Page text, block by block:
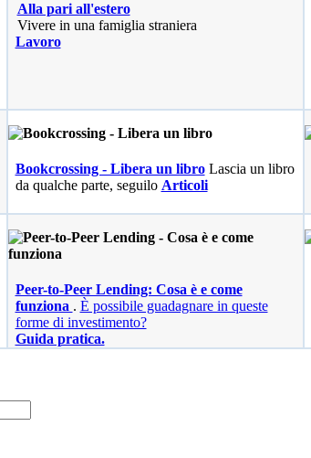
Alla pari all'estero
Vivere in una famiglia straniera
Lavoro
Bookcrossing - Libera un libroLascia un libro
da qualche parte, seguilo Articoli
Peer-to-Peer Lending: Cosa è e come
funziona . È possibile guadagnare in queste
forme di investimento?
Guida pratica.